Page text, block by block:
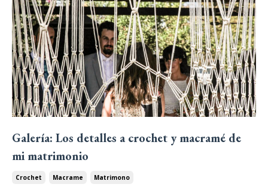
Galería: Los detalles a crochet y macramé de
mi matrimonio
Crochet Macrame Matrimono